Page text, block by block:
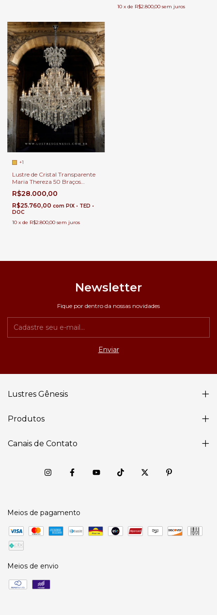
10 x de R$2.800,00 sem juros
+1
Lustre de Cristal Transparente
Maria Thereza 50 Braços
Cromado para Casas com Pé
Direito Duplo e Buffet
R$28.000,00
R$25.760,00 com PIX • TED •
DOC
10 x de R$2.800,00 sem juros
Newsletter
Fique por dentro da nossas novidades
Lustres Gênesis
Produtos
Canais de Contato
Meios de pagamento
Meios de envio